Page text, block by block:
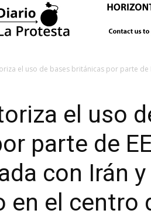
el uso de bases británicas por parte de
el uso
parte de
con Irán y
en el centro